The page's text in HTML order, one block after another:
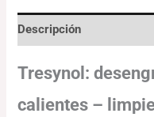
Descripción
Tresynol:
calientes –